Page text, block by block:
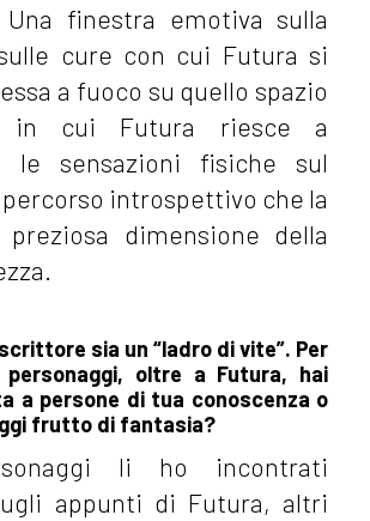
Una finestra emotiva sulla
cure con cui Futura si
a fuoco su quello spazio
in cui Futura riesce a
le sensazioni fisiche sul
introspettivo che la
dimensione della
sia un “ladro di vite”. Per
oltre a Futura, hai
a persone di tua conoscenza o
frutto di fantasia?
li ho incontrati
appunti di Futura, altri